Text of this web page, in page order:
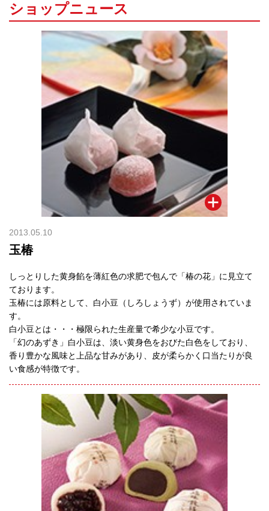
ショップニュース
2013.05.10
玉椿
しっとりした黄身餡を薄紅色の求肥で包んで「椿の花」に見立て
ております。
玉椿には原料として、白小豆（しろしょうず）が使用されていま
す。
白小豆とは・・・極限られた生産量で希少な小豆です。
「幻のあずき」白小豆は、淡い黄身色をおびた白色をしており、
香り豊かな風味と上品な甘みがあり、皮が柔らかく口当たりが良
い食感が特徴です。